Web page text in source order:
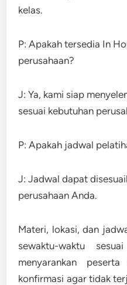
kelas.
P: Apakah tersedia In
perusahaan?
J: Ya, kami siap
sesuai kebutuhan
P: Apakah jadwal
J: Jadwal dapat
perusahaan Anda.
Materi, lokasi, dan
sewaktu-waktu
menyarankan
konfirmasi agar tidak